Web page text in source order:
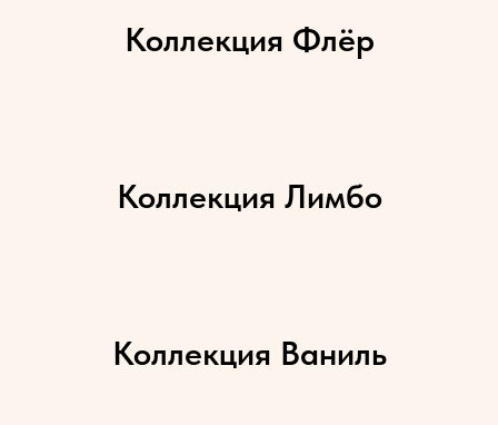
Коллекция Флёр
Коллекция Лимбо
Коллекция Ваниль